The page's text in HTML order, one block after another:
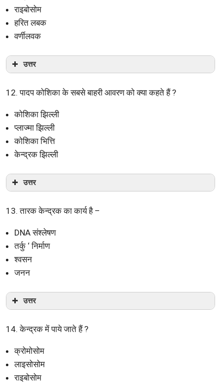
राइबोसोम
हरित लबक
वर्णीलवक
उत्तर
12. पादप कोशिका के सबसे बाहरी आवरण को क्या कहते हैं ?
कोशिका झिल्ली
प्लाज्मा झिल्ली
कोशिका भित्ति
केन्द्रक झिल्ली
उत्तर
13. तारक केन्द्रक का कार्य है –
DNA संश्लेषण
तर्कु ‘ निर्माण
श्वसन
जनन
उत्तर
14. केन्द्रक में पाये जाते हैं ?
क्रोमोसोम
लाइसोसोम
राइबोसोम